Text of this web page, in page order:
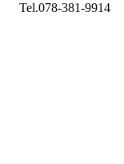
Tel.078-381-9914